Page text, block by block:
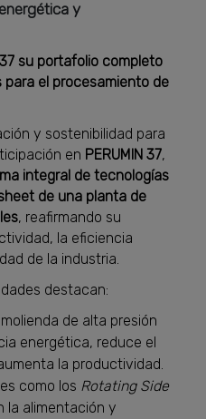
y
37 su portafolio completo
el procesamiento de
y sostenibilidad para
en PERUMIN 37,
integral de tecnologías
de una planta de
, reafirmando su
la eficiencia
de la industria.
destacan:
de alta presión
energética, reduce el
la productividad.
como los Rotating Side
la alimentación y